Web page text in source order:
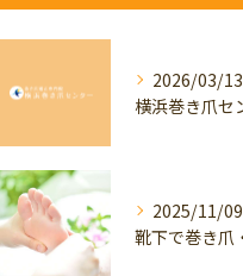
2026/03/13
2025/11/09